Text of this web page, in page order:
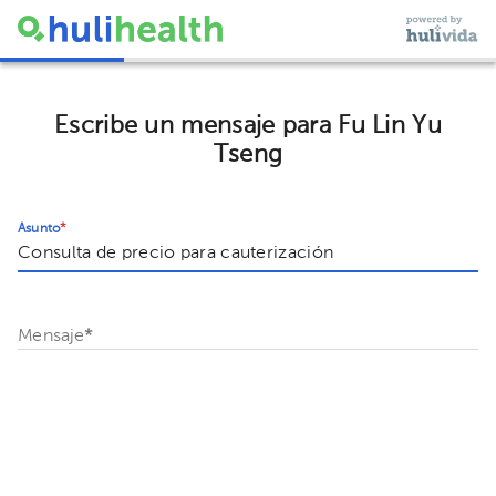
Escribe un mensaje para Fu Lin Yu
Tseng
Asunto*
Mensaje*